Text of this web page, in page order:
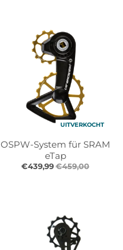
UITVERKOCHT
OSPW-System für SRAM
eTap
€439,99€459,00